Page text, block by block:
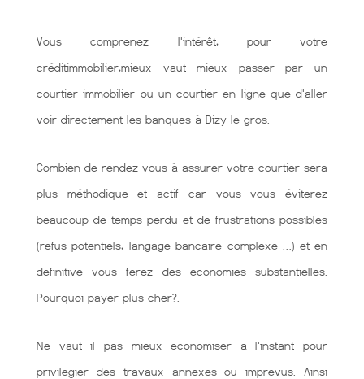
Vous comprenez l'intérêt, pour votre
créditimmobilier,mieux vaut mieux passer par un
courtier immobilier ou un courtier en ligne que d'aller
voir directement les banques à Dizy le gros.
Combien de rendez vous à assurer votre courtier sera
plus méthodique et actif car vous vous éviterez
beaucoup de temps perdu et de frustrations possibles
(refus potentiels, langage bancaire complexe …) et en
définitive vous ferez des économies substantielles.
Pourquoi payer plus cher?.
Ne vaut il pas mieux économiser à l'instant pour
privilégier des travaux annexes ou imprévus. Ainsi